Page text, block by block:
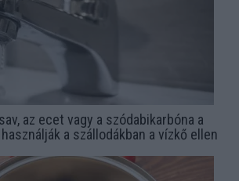
az ecet vagy a szódabikarbóna a
a szállodákban a vízkő ellen